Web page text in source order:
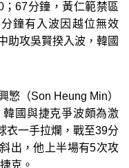
67分鐘，黃仁範禁區
鐘有入波因越位無效
助攻吳賢揆入波，韓國
慜（Son Heung Min）
國與捷克爭波頗為激
衣一手拉爛，戰至39分
出，他上半場有5次攻
克。